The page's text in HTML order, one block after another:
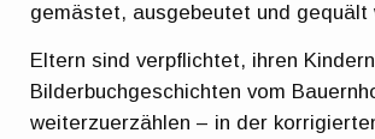
gemästet, ausgebeutet und gequält
Eltern sind verpflichtet, ihren
Bilderbuchgeschichten vom
weiterzuerzählen – in der